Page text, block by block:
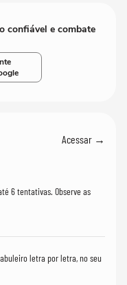
confiável e combate
Acessar →
6 tentativas. Observe as
letra por letra, no seu